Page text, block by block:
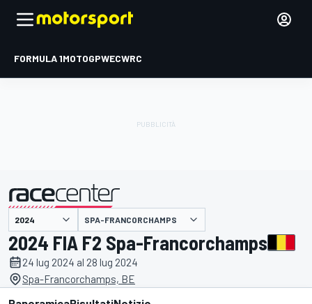
FORMULA 1MOTOGPWECWRC
presentato da SPA-FRANCORCHAMPS
2024 FIA F2 Spa-Francorchamps
24 lug 2024 al 28 lug 2024
Spa-Francorchamps, BE